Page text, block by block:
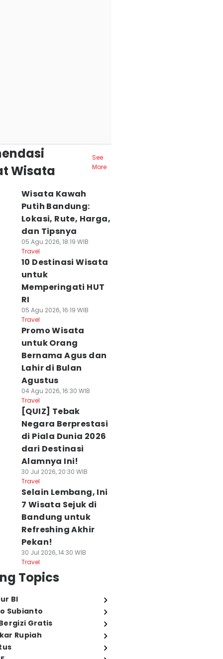
Wisata
See
More
Wisata Kawah
Putih Bandung:
Lokasi, Rute, Harga,
dan Tipsnya
05 Agu 2026, 18:19 WIB
Travel
10 Destinasi Wisata
untuk
Memperingati HUT
RI
05 Agu 2026, 16:19 WIB
Travel
Promo Wisata
untuk Orang
Bernama Agus dan
Lahir di Bulan
Agustus
04 Agu 2026, 16:30 WIB
Travel
[QUIZ] Tebak
Negara Berprestasi
di Piala Dunia 2026
dari Destinasi
Alamnya Ini!
30 Jul 2026, 20:30 WIB
Travel
Selain Lembang, Ini
7 Wisata Sejuk di
Bandung untuk
Refreshing Akhir
Pekan!
30 Jul 2026, 14:30 WIB
Travel
Topics
BI
Subianto
Gratis
Rupiah